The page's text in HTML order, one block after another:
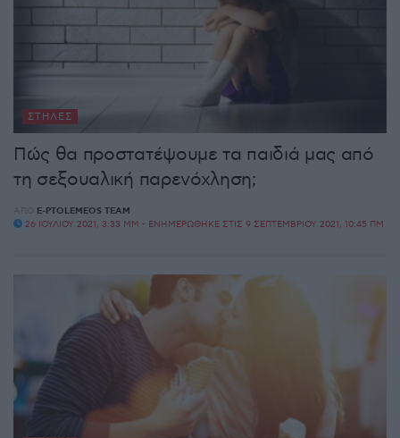
ΣΤΉΛΕΣ
Πώς θα προστατέψουμε τα παιδιά μας από
τη σεξουαλική παρενόχληση;
ΑΠΌ E-PTOLEMEOS TEAM
26 ΙΟΥΛΊΟΥ 2021, 3:33 ΜΜ - ΕΝΗΜΕΡΏΘΗΚΕ ΣΤΙΣ 9 ΣΕΠΤΕΜΒΡΊΟΥ 2021, 10:45 ΠΜ